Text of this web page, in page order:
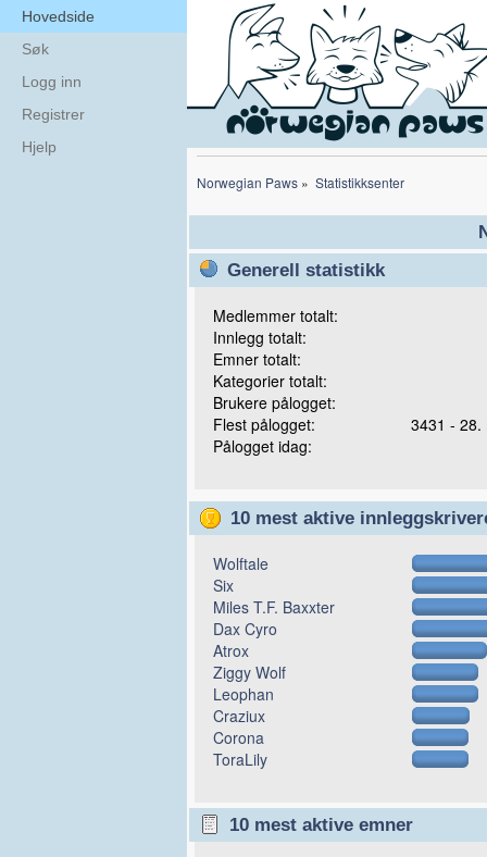
Hovedside
Søk
Logg inn
Registrer
Hjelp
Norwegian Paws » Statistikksenter
Generell statistikk
Medlemmer totalt:
Innlegg totalt:
Emner totalt:
Kategorier totalt:
Brukere pålogget:
Flest pålogget:
3431 - 28.
Pålogget idag:
10 mest aktive
Wolftale
Six
Miles T.F. Baxxter
Dax Cyro
Atrox
Ziggy Wolf
Leophan
Craziux
Corona
ToraLily
10 mest aktive emner